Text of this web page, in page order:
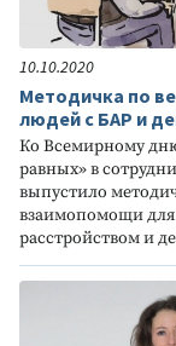
10.10.2020
Методичка по
людей с БАР и
Ко Всемирному
равных» в
выпустило
взаимопомощи
расстройством и